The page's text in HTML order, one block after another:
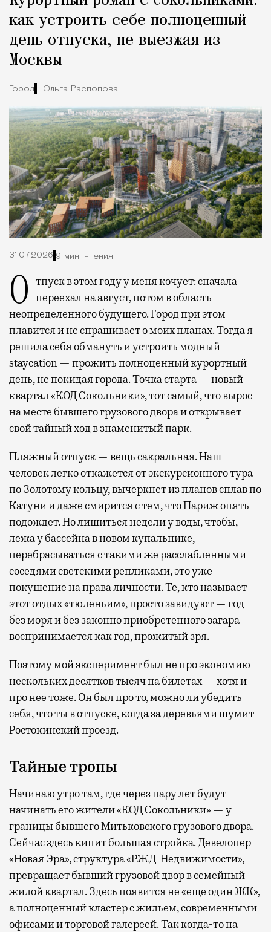
как устроить себе полноценный
день отпуска, не выезжая из
Москвы
Город Ольга Распопова
31.07.2026 9 мин. чтения
Отпуск в этом году у меня кочует: сначала переехал на август, потом в область
неопределенного будущего. Город при этом
плавится и не спрашивает о моих планах. Тогда я
решила себя обмануть и устроить модный
staycation — прожить полноценный курортный
день, не покидая города. Точка старта — новый
квартал«КОД Сокольники», тот самый, что вырос
на месте бывшего грузового двора и открывает
свой тайный ход в знаменитый парк.
Пляжный отпуск — вещь сакральная. Наш
человек легко откажется от экскурсионного тура
по Золотому кольцу, вычеркнет из планов сплав по
Катуни и даже смирится с тем, что Париж опять
подождет. Но лишиться недели у воды, чтобы,
лежа у бассейна в новом купальнике,
перебрасываться с такими же расслабленными
соседями светскими репликами, это уже
покушение на права личности. Те, кто называет
этот отдых «тюленьим», просто завидуют — год
без моря и без законно приобретенного загара
воспринимается как год, прожитый зря.
Поэтому мой эксперимент был не про экономию
нескольких десятков тысяч на билетах — хотя и
про нее тоже. Он был про то, можно ли убедить
себя, что ты в отпуске, когда за деревьями шумит
Ростокинский проезд.
Тайные тропы
Начинаю утро там, где через пару лет будут
начинать его жители «КОД Сокольники» — у
границы бывшего Митьковского грузового двора.
Сейчас здесь кипит большая стройка. Девелопер
«Новая Эра», структура «РЖД-Недвижимости»,
превращает бывший грузовой двор в семейный
жилой квартал. Здесь появится не «еще один ЖК»,
а полноценный кластер с жильем, современными
офисами и торговой галереей. Так когда-то на